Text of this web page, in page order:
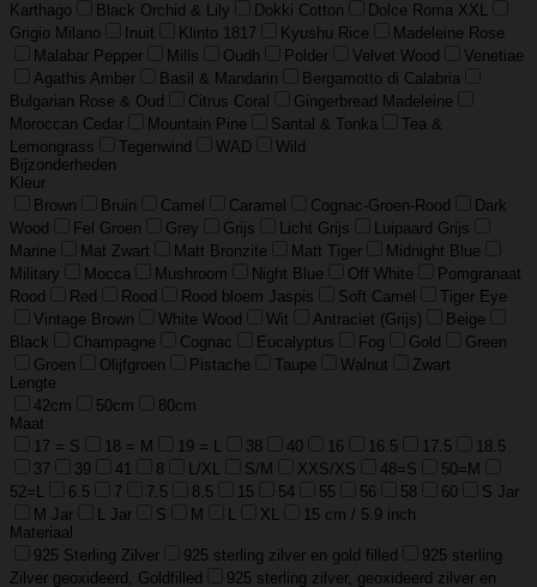
Karthago
Black Orchid & Lily Dokki Cotton
Dolce Roma XXL
Grigio Milano
Inuit Klinto 1817 Kyushu Rice
Madeleine Rose
Malabar Pepper
Mills Oudh Polder Velvet Wood
Venetiae
Agathis Amber
Basil & Mandarin
Bergamotto di Calabria
Bulgarian Rose & Oud
Citrus Coral
Gingerbread Madeleine
Moroccan Cedar
Mountain Pine Santal & Tonka
Tea &
Lemongrass
Tegenwind WAD
Wild
Bijzonderheden
Kleur
Brown
Bruin Camel Caramel Cognac-Groen-Rood
Dark
Wood
Fel Groen Grey Grijs Licht Grijs
Luipaard Grijs
Marine
Mat Zwart Matt Bronzite Matt Tiger
Midnight Blue
Military
Mocca Mushroom Night Blue Off White
Pomgranaat
Rood
Red Rood Rood bloem Jaspis Soft Camel
Tiger Eye
Vintage Brown
White Wood Wit Antraciet (Grijs)
Beige
Black
Champagne Cognac Eucalyptus Fog Gold
Green
Groen
Olijfgroen Pistache Taupe Walnut
Zwart
Lengte
42cm
50cm
80cm
Maat
17 = S
18 = M 19 = L 38 40 16 16.5 17.5
18.5
37
39 41 8 L/XL S/M XXS/XS 48=S
50=M
52=L
6.5 7 7.5 8.5 15 54 55 56 58 60
S Jar
M Jar
L Jar S M L XL
15 cm / 5.9 inch
Materiaal
925 Sterling Zilver
925 sterling zilver en gold filled
925 sterling
Zilver geoxideerd, Goldfilled
925 sterling zilver, geoxideerd zilver en